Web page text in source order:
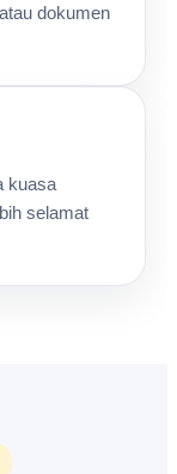
dokumen
kuasa
selamat